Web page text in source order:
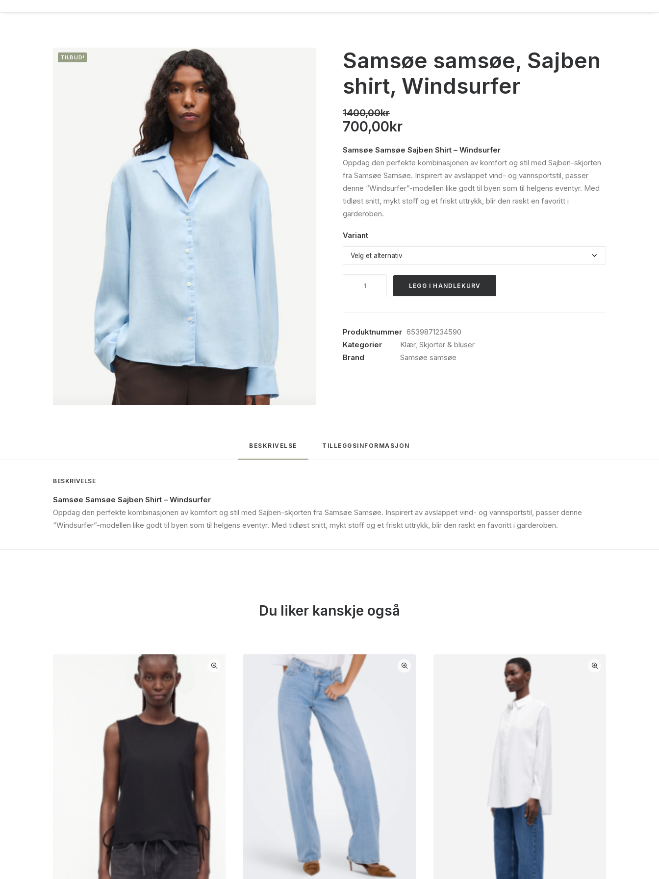
TILBUD!
Samsøe samsøe, Sajben
shirt, Windsurfer
1400,00kr
Opprinnelig
var:
1400,00kr.
700,00krNåværende
pris
er:
700,00kr.
Samsøe Samsøe Sajben Shirt – Windsurfer
Oppdag den perfekte kombinasjonen av komfort og stil med Sajben-skjorten
fra Samsøe Samsøe. Inspirert av avslappet vind- og vannsportstil, passer
denne “Windsurfer”-modellen like godt til byen som til helgens eventyr. Med
tidløst snitt, mykt stoff og et friskt uttrykk, blir den raskt en favoritt i
garderoben.
Variant
Windsurfer
antall
LEGG I HANDLEKURV
Produktnummer 6539871234590
Kategorier
Klær, Skjorter & bluser
Brand
Samsøe samsøe
BESKRIVELSE TILLEGGSINFORMASJON
BESKRIVELSE
Samsøe Samsøe Sajben Shirt – Windsurfer
Oppdag den perfekte kombinasjonen av komfort og stil med Sajben-skjorten fra Samsøe Samsøe. Inspirert av avslappet vind- og vannsportstil, passer denne
“Windsurfer”-modellen like godt til byen som til helgens eventyr. Med tidløst snitt, mykt stoff og et friskt uttrykk, blir den raskt en favoritt i garderoben.
Du liker kanskje også